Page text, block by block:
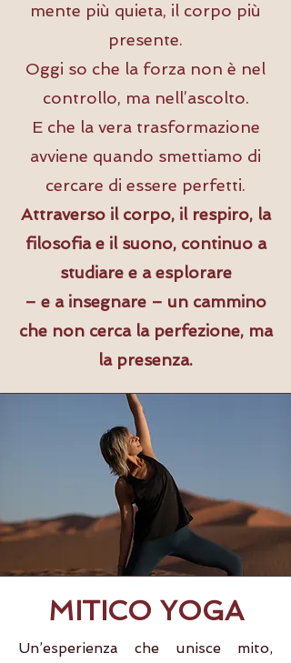
mente più quieta, il corpo più
presente.
Oggi so che la forza non è nel
controllo, ma nell’ascolto.
E che la vera trasformazione
avviene quando smettiamo di
cercare di essere perfetti.
Attraverso il corpo, il respiro, la
filosofia e il suono, continuo a
studiare e a esplorare
– e a insegnare – un cammino
che non cerca la perfezione, ma
la presenza.
MITICO YOGA
Un’esperienza che unisce mito,